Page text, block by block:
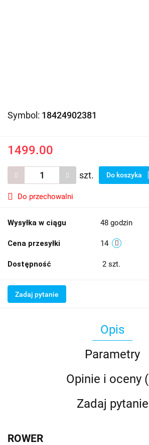
Symbol: 18424902381
1499.00
szt. Do koszyka
Do przechowalni
Wysyłka w ciągu 48 godzin
Cena przesyłki 14
Dostępność 2 szt.
Zadaj pytanie
Opis
Parametry
Opinie i oceny
Zadaj pytanie
ROWER